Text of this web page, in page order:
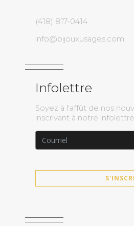
(418) 817-0414
info@bijouxusages.com
Infolettre
Soyez à l'affût de nos
inscrivant à notre infolettre